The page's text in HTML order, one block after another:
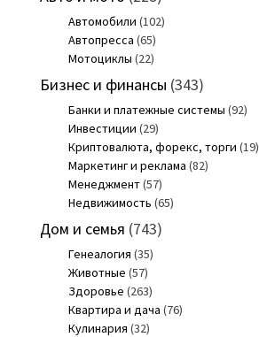
Автомобили (102)
Автопресса (65)
Мотоциклы (22)
Бизнес и финансы (343)
Банки и платежные системы (92)
Инвестиции (29)
Криптовалюта, форекс, торги (19)
Маркетинг и реклама (82)
Менеджмент(57)
Недвижимость (65)
Дом и семья (743)
Генеалогия (35)
Животные (57)
Здоровье (263)
Квартира и дача (76)
Кулинария (32)